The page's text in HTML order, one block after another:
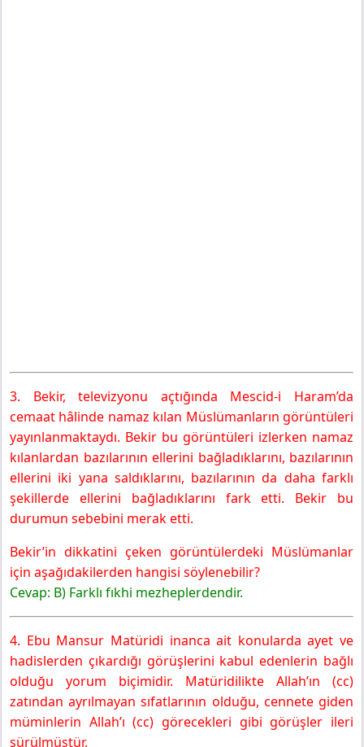
3. Bekir, televizyonu açtığında Mescid-i Haram’da
cemaat hâlinde namaz kılan Müslümanların görüntüleri
yayınlanmaktaydı. Bekir bu görüntüleri izlerken namaz
kılanlardan bazılarının ellerini bağladıklarını, bazılarının
ellerini iki yana saldıklarını, bazılarının da daha farklı
şekillerde ellerini bağladıklarını fark etti. Bekir bu
durumun sebebini merak etti.
Bekir’in dikkatini çeken görüntülerdeki Müslümanlar
için aşağıdakilerden hangisi söylenebilir?
Cevap: B) Farklı fıkhi mezheplerdendir.
4. Ebu Mansur Matüridi inanca ait konularda ayet ve
hadislerden çıkardığı görüşlerini kabul edenlerin bağlı
olduğu yorum biçimidir. Matüridilikte Allah’ın (cc)
zatından ayrılmayan sıfatlarının olduğu, cennete giden
müminlerin Allah’ı (cc) görecekleri gibi görüşler ileri
sürülmüştür.